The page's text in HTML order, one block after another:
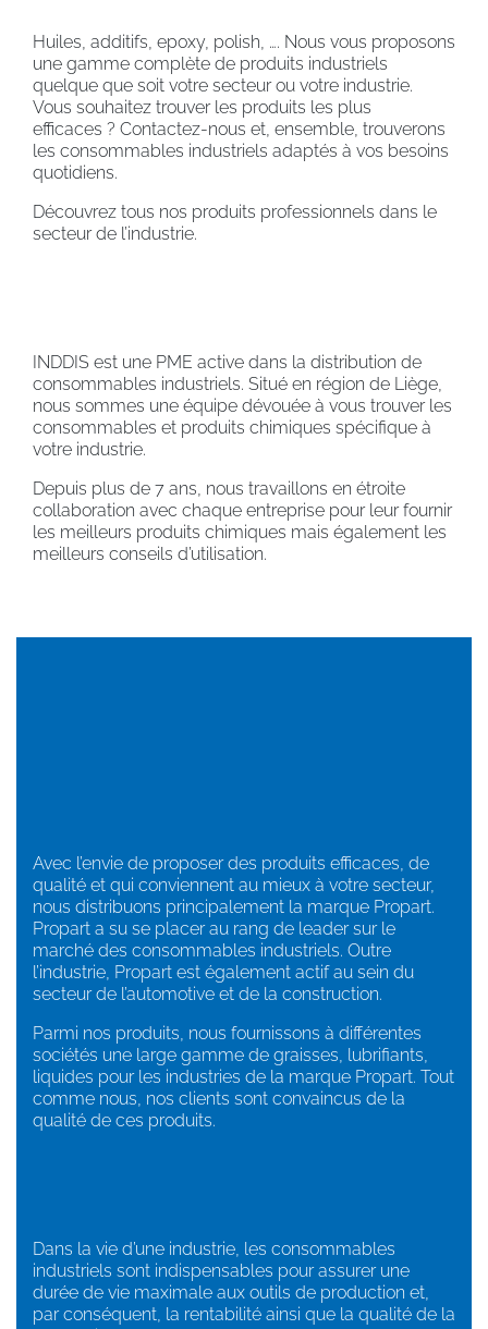
Huiles, additifs, epoxy, polish, …. Nous vous proposons
une gamme complète de produits industriels
quelque que soit votre secteur ou votre industrie.
Vous souhaitez trouver les produits les plus
efficaces ? Contactez-nous et, ensemble, trouverons
les consommables industriels adaptés à vos besoins
quotidiens.
Découvrez tous nos produits professionnels dans le
secteur de l’industrie.
INDDIS est une PME active dans la distribution de
consommables industriels. Situé en région de Liège,
nous sommes une équipe dévouée à vous trouver les
consommables et produits chimiques spécifique à
votre industrie.
Depuis plus de 7 ans, nous travaillons en étroite
collaboration avec chaque entreprise pour leur fournir
les meilleurs produits chimiques mais également les
meilleurs conseils d’utilisation.
Avec l’envie de proposer des produits efficaces, de
qualité et qui conviennent au mieux à votre secteur,
nous distribuons principalement la marque Propart.
Propart a su se placer au rang de leader sur le
marché des consommables industriels. Outre
l’industrie, Propart est également actif au sein du
secteur de l’automotive et de la construction.
Parmi nos produits, nous fournissons à différentes
sociétés une large gamme de graisses, lubrifiants,
liquides pour les industries de la marque Propart. Tout
comme nous, nos clients sont convaincus de la
qualité de ces produits.
Dans la vie d’une industrie, les consommables
industriels sont indispensables pour assurer une
durée de vie maximale aux outils de production et,
par conséquent, la rentabilité ainsi que la qualité de la